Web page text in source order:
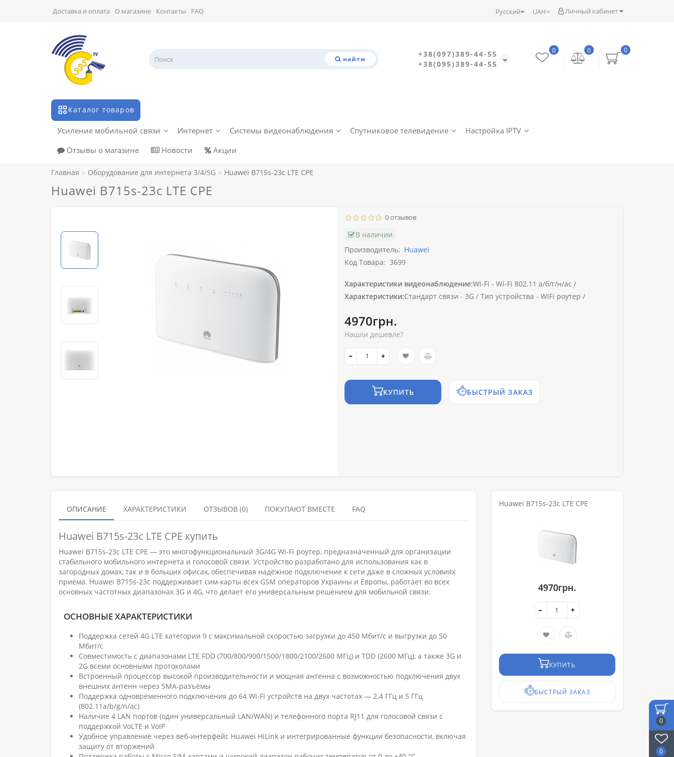
0
0
Личный кабинет
UAH
Русский
Доставка и оплата О магазине Контакты FAQ
найти
+38(097)389-44-55
+38(095)389-44-55
0
0
0
Каталог товаров
Усиление мобильной связи Интернет Системы видеонаблюдения Спутниковое телевидение
Настройка IPTV
Отзывы о магазине
Новости Акции
Главная Оборудование для интернета 3/4/5G Huawei B715s-23c LTE CPE
Huawei B715s-23c LTE CPE
0 отзывов
В наличии
Производитель: Huawei
Код Товара: 3699
Характеристики видеонаблюдение:Wi-Fi - Wi-Fi 802.11 а/б/г/н/ac /
Характеристики:Стандарт связи - 3G / Тип устройства - WiFi роутер /
4970грн.
Нашли дешевле?
КУПИТЬ БЫСТРЫЙ ЗАКАЗ
ОПИСАНИЕ ХАРАКТЕРИСТИКИ ОТЗЫВОВ (0) ПОКУПАЮТ ВМЕСТЕ FAQ
Huawei B715s-23c LTE CPE купить
Huawei B715s-23c LTE CPE — это многофункциональный 3G/4G Wi-Fi роутер, предназначенный для организации
стабильного мобильного интернета и голосовой связи. Устройство разработано для использования как в
загородных домах, так и в больших офисах, обеспечивая надёжное подключение к сети даже в сложных условиях
приёма. Huawei B715s-23c поддерживает сим-карты всех GSM операторов Украины и Европы, работает во всех
основных частотных диапазонах 3G и 4G, что делает его универсальным решением для мобильной связи.
ОСНОВНЫЕ ХАРАКТЕРИСТИКИ
Поддержка сетей 4G LTE категории 9 с максимальной скоростью загрузки до 450 Мбит/с и выгрузки до 50
Мбит/с
Совместимость с диапазонами LTE FDD (700/800/900/1500/1800/2100/2600 МГц) и TDD (2600 МГц), а также 3G и
2G всеми основными протоколами
Встроенный процессор высокой производительности и мощная антенна с возможностью подключения двух
внешних антенн через SMA-разъёмы
Поддержка одновременного подключения до 64 Wi-Fi устройств на двух частотах — 2.4 ГГц и 5 ГГц
(802.11a/b/g/n/ac)
Наличие 4 LAN портов (один универсальный LAN/WAN) и телефонного порта RJ11 для голосовой связи с
поддержкой VoLTE и VoIP
Удобное управление через веб-интерфейс Huawei HiLink и интегрированные функции безопасности, включая
защиту от вторжений
Huawei B715s-23c LTE CPE
4970грн.
КУПИТЬ
БЫСТРЫЙ ЗАКАЗ